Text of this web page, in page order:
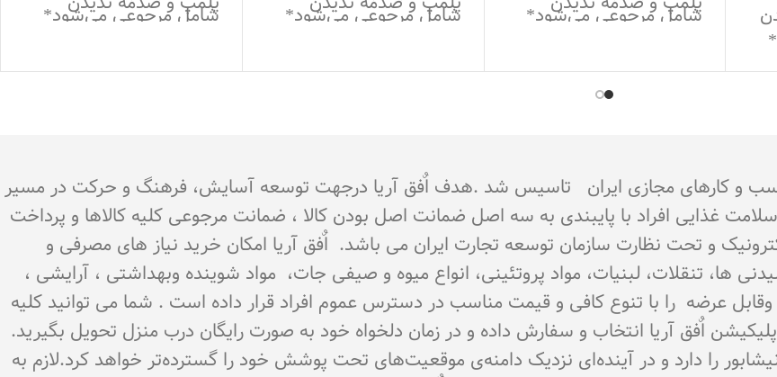
شامل مرجوعی می‌شود* شامل مرجوعی می‌شود* شامل مرجوعی می‌شود*
اتحادیه کشوری کسب و کارهای مجازی ایران تاسیس شد .هدف اٌفق آریا درجهت توسعه آسایش، فرهنگ و حرکت در مسیر
غذایی افراد با پایبندی به سه اصل ضمانت اصل بودن کالا ، ضمانت مرجوعی کلیه کالاها و پرداخت
و تحت نظارت سازمان توسعه تجارت ایران می باشد. اٌفق آریا امکان خرید نیاز های مصرفی و
ها، تنقلات، لبنیات، مواد پروتئینی، انواع میوه و صیفی جات، مواد شوینده وبهداشتی ، آرایشی ،
وقابل عرضه را با تنوع کافی و قیمت مناسب در دسترس عموم افراد قرار داده است . شما می توانید کلیه
اٌفق آریا انتخاب و سفارش داده و در زمان دلخواه خود به صورت رایگان درب منزل تحویل بگیرید.
را دارد و در آینده‌ای نزدیک دامنه‌ی موقعیت‌های تحت پوشش خود را گسترده‌تر خواهد کرد.لازم به